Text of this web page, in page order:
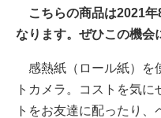
こちらの商品は2021年
なります。ぜひこの機会
感熱紙（ロール紙）を
トカメラ。コストを気
トをお友達に配ったり